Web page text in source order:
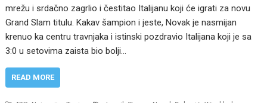
mrežu i srdačno zagrlio i čestitao Italijanu koji će igrati za novu
Grand Slam titulu. Kakav šampion i jeste, Novak je nasmijan
krenuo ka centru travnjaka i istinski pozdravio Italijana koji je sa
3:0 u setovima zaista bio bolji…
READ MORE